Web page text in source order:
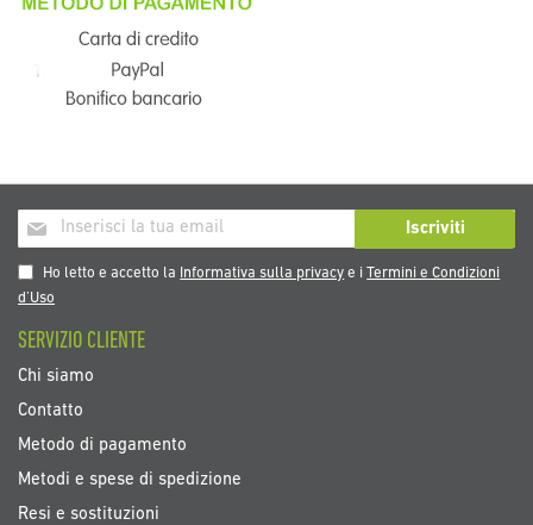
Iscriviti
alla
nostra
Newsletter:
Iscriviti
Ho letto e accetto la Informativa sulla privacy e iTermini e Condizioni
d’Uso
SERVIZIO CLIENTE
Chi siamo
Contatto
Metodo di pagamento
Metodi e spese di spedizione
Resi e sostituzioni